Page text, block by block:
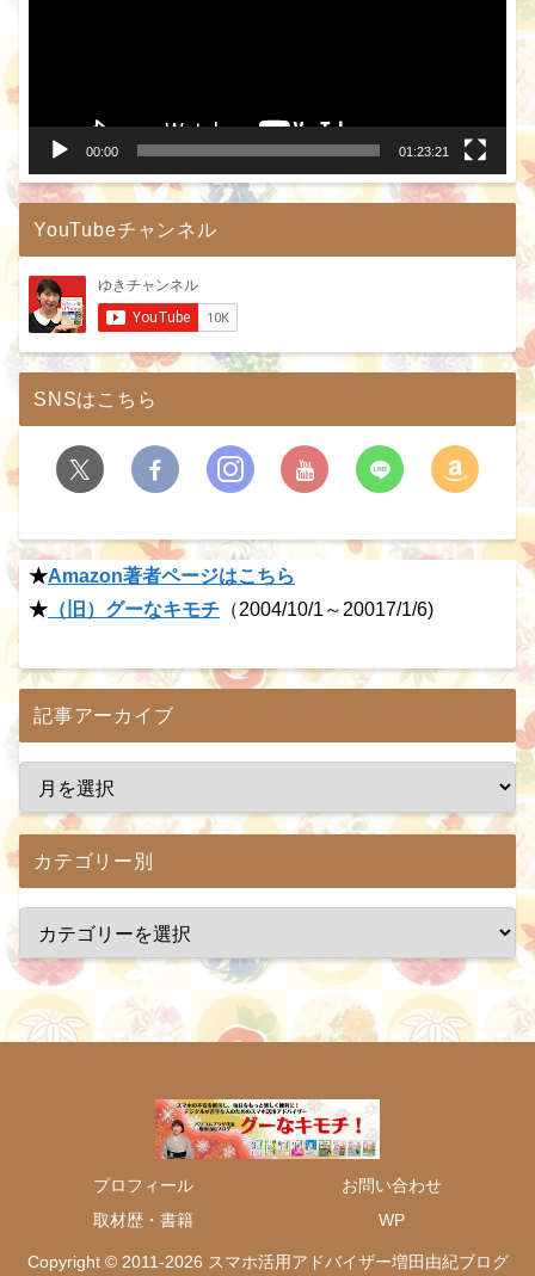
00:00 01:23:21
YouTubeチャンネル
SNSはこちら
★Amazon著者ページはこちら
★ （旧）グーなキモチ （2004/10/1～20017/1/6)
記事アーカイブ
カテゴリー別
プロフィール
お問い合わせ
取材歴・書籍
WP
Copyright © 2011-2026 スマホ活用アドバイザー増田由紀ブログ